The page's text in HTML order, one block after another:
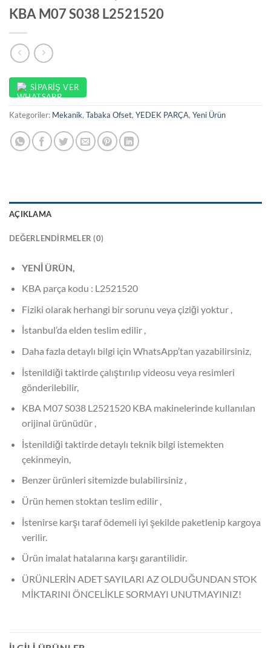
KBA M07 S038 L2521520
SIPARIŞ VER
Kategoriler: Mekanik, Tabaka Ofset, YEDEK PARÇA, Yeni Ürün
AÇIKLAMA
DEĞERLENDIRMELER (0)
YENİ ÜRÜN,
KBA parça kodu : L2521520
Fiziki olarak herhangi bir sorunu veya çiziği yoktur ,
İstanbul’da elden teslim edilir ,
Daha fazla detaylı bilgi için WhatsApp’tan yazabilirsiniz,
İstenildiği taktirde çalıştırılıp videosu veya resimleri
gönderilebilir,
KBA M07 S038 L2521520 KBA makinelerinde kullanılan
orijinal ürünüdür ,
İstenildiği taktirde detaylı teknik bilgi istemekten
çekinmeyin,
Benzer ürünleri sitemizde bulabilirsiniz ,
Ürün hemen stoktan teslim edilir ,
İstenirse karşı taraf ödemeli iyi şekilde paketlenip kargoya
verilir.
Ürün imalat hatalarına karşı garantilidir.
ÜRÜNLERİN ADET SAYILARI AZ OLDUĞUNDAN STOK
MİKTARINI ÖNCELİKLE SORMAYI UNUTMAYINIZ!